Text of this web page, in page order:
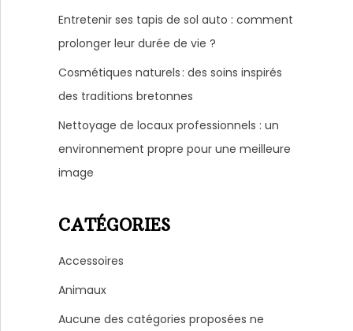
Entretenir ses tapis de sol auto : comment
prolonger leur durée de vie ?
Cosmétiques naturels : des soins inspirés
des traditions bretonnes
Nettoyage de locaux professionnels : un
environnement propre pour une meilleure
image
CATÉGORIES
Accessoires
Animaux
Aucune des catégories proposées ne